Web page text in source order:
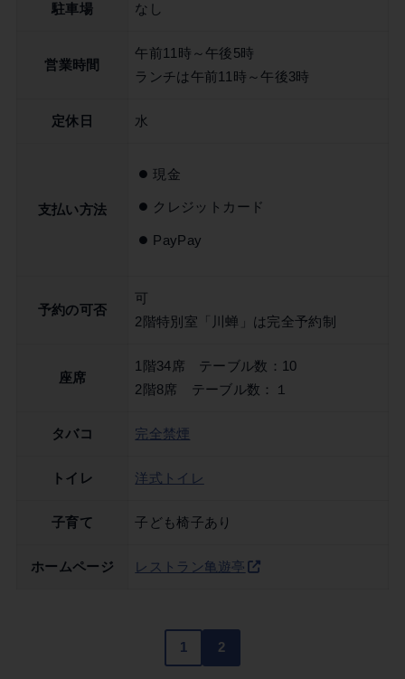
駐車場 なし
営業時間
午前11時～午後5時
ランチは午前11時～午後3時
定休日 水
支払い方法
現金
クレジットカード
PayPay
予約の可否
可
2階特別室「川蝉」は完全予約制
座席
1階34席 テーブル数：10
2階8席 テーブル数：１
タバコ 完全禁煙
トイレ 洋式トイレ
子育て 子ども椅子あり
ホームページ レストラン亀遊亭
1 2